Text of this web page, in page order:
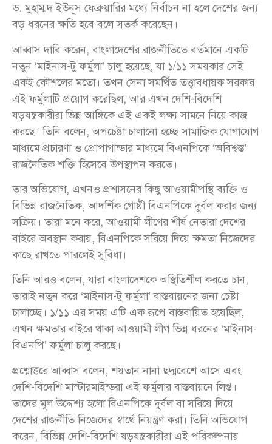
ড. মুহাম্মদ ইউনূস ফেব্রুয়ারির মধ্যে নির্বাচন না হলে দেশের জন্য
বড় ধরনের ক্ষতি হবে বলে সতর্ক করেছেন।
আব্বাস দাবি করেন, বাংলাদেশের রাজনীতিতে বর্তমানে একটি
নতুন ‘মাইনাস-টু ফর্মুলা’ চালু হয়েছে, যা ১/১১ সময়কার সেই
একই কৌশলের মতো। তখন সেনা সমর্থিত তত্ত্বাবধায়ক সরকার
এই ফর্মুলাটি প্রয়োগ করেছিল, আর এখন দেশি-বিদেশি
ষড়যন্ত্রকারীরা ভিন্ন আঙ্গিকে এই একই লক্ষ্য সামনে নিয়ে কাজ
করছে। তিনি বলেন, অপচেষ্টা চালানো হচ্ছে সামাজিক যোগাযোগ
মাধ্যমে প্রচারণা ও প্রোপাগান্ডার মাধ্যমে বিএনপিকে ‘অবিশ্বস্ত’
রাজনৈতিক শক্তি হিসেবে উপস্থাপন করতে।
তার অভিযোগ, এখনও প্রশাসনের কিছু আওয়ামীপন্থি ব্যক্তি ও
বিভিন্ন রাজনৈতিক, আদর্শিক গোষ্ঠী বিএনপিকে দুর্বল করার জন্য
সক্রিয়। তারা মনে করে, আওয়ামী লীগের শীর্ষ নেতারা দেশের
বাইরে অবস্থান করায়, বিএনপিকে সরিয়ে দিয়ে ক্ষমতা নিজেদের
কাছে রাখতে পারলেই সুবিধা।
তিনি আরও বলেন, যারা বাংলাদেশকে অস্থিতিশীল করতে চান,
তারাই নতুন করে ‘মাইনাস-টু ফর্মুলা’ বাস্তবায়নের জন্য চেষ্টা
চালাচ্ছে। ১/১১ এর সময় এটি এক রূপে বাস্তবায়িত হয়েছিল,
এখন ক্ষমতার বাইরে থাকা আওয়ামী লীগ ভিন্ন ধরনের ‘মাইনাস-
বিএনপি’ ফর্মুলা চালু করছে।
প্রশ্নোত্তরে আব্বাস বলেন, শয়তান নানা ছদ্মবেশে আসে এবং
দেশি-বিদেশি মাস্টারমাইন্ডরা এই ফর্মুলার বাস্তবায়নে লিপ্ত।
তাদের মূল উদ্দেশ্য হলো বিএনপিকে দুর্বল বা সরিয়ে দিয়ে
দেশের রাজনীতি নিজেদের স্বার্থে নিয়ন্ত্রণ করা। তিনি অভিযোগ
করেন, বিভিন্ন দেশি-বিদেশি ষড়যন্ত্রকারীরা এই পরিকল্পনায়